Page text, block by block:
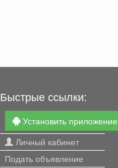
Быстрые ссылки:
Установить приложение
Личный кабинет
Подать объявление